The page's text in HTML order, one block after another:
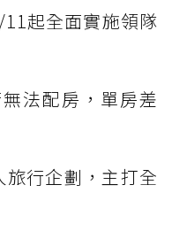
起全面實施領隊
法配房，單房差
旅行企劃，主打全